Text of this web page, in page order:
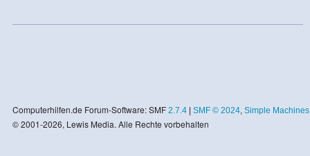
Computerhilfen.de Forum-Software: SMF 2.7.4| SMF © 2024, Simple Machines
© 2001-2026, Lewis Media. Alle Rechte vorbehalten